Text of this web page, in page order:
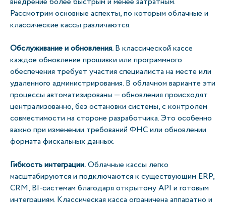
Рассмотрим основные аспекты, по которым облачные и
классические кассы различаются.
Обслуживание и обновления.В классической кассе
каждое обновление прошивки или программного
обеспечения требует участия специалиста на месте или
удаленного администрирования. В облачном варианте эти
процессы автоматизированы — обновления происходят
централизованно, без остановки системы, с контролем
совместимости на стороне разработчика. Это особенно
важно при изменении требований ФНС или обновлении
формата фискальных данных.
Гибкость интеграции.Облачные кассы легко
масштабируются и подключаются к существующим ERP,
CRM, BI-системам благодаря открытому API и готовым